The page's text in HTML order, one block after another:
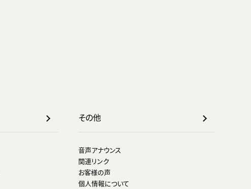
その他
音声アナウンス
関連リンク
お客様の声
個人情報について